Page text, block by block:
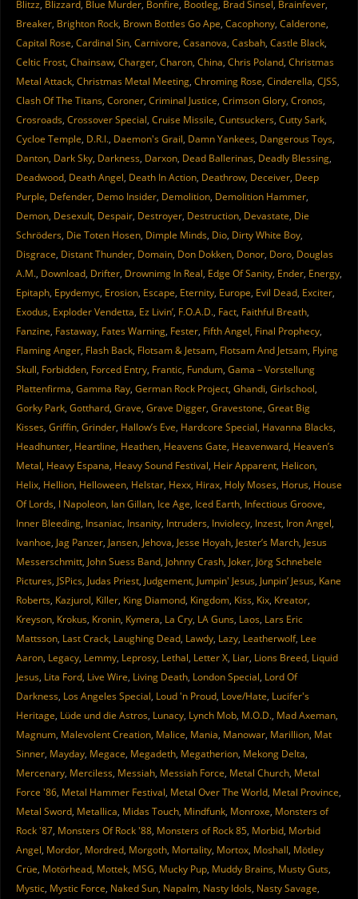
Blitzz, Blizzard, Blue Murder, Bonfire, Bootleg, Brad Sinsel, Brainfever,
Breaker, Brighton Rock, Brown Bottles Go Ape, Cacophony, Calderone,
Capital Rose, Cardinal Sin, Carnivore, Casanova, Casbah, Castle Black,
Celtic Frost, Chainsaw, Charger, Charon, China, Chris Poland, Christmas
Metal Attack, Christmas Metal Meeting, Chroming Rose, Cinderella, CJSS,
Clash Of The Titans, Coroner, Criminal Justice, Crimson Glory, Cronos,
Crosroads, Crossover Special, Cruise Missile, Cuntsuckers, Cutty Sark,
Cycloe Temple, D.R.I., Daemon's Grail, Damn Yankees, Dangerous Toys,
Danton, Dark Sky, Darkness, Darxon, Dead Ballerinas, Deadly Blessing,
Deadwood, Death Angel, Death In Action, Deathrow, Deceiver, Deep
Purple, Defender, Demo Insider, Demolition, Demolition Hammer,
Demon, Desexult, Despair, Destroyer, Destruction, Devastate, Die
Schröders, Die Toten Hosen, Dimple Minds, Dio, Dirty White Boy,
Disgrace, Distant Thunder, Domain, Don Dokken, Donor, Doro, Douglas
A.M., Download, Drifter, Drownimg In Real, Edge Of Sanity, Ender, Energy,
Epitaph, Epydemyc, Erosion, Escape, Eternity, Europe, Evil Dead, Exciter,
Exodus, Exploder Vendetta, Ez Livin’, F.O.A.D., Fact, Faithful Breath,
Fanzine, Fastaway, Fates Warning, Fester, Fifth Angel, Final Prophecy,
Flaming Anger, Flash Back, Flotsam & Jetsam, Flotsam And Jetsam, Flying
Skull, Forbidden, Forced Entry, Frantic, Fundum, Gama – Vorstellung
Plattenfirma, Gamma Ray, German Rock Project, Ghandi, Girlschool,
Gorky Park, Gotthard, Grave, Grave Digger, Gravestone, Great Big
Kisses, Griffin, Grinder, Hallow’s Eve, Hardcore Special, Havanna Blacks,
Headhunter, Heartline, Heathen, Heavens Gate, Heavenward, Heaven’s
Metal, Heavy Espana, Heavy Sound Festival, Heir Apparent, Helicon,
Helix, Hellion, Helloween, Helstar, Hexx, Hirax, Holy Moses, Horus, House
Of Lords, I Napoleon, Ian Gillan, Ice Age, Iced Earth, Infectious Groove,
Inner Bleeding, Insaniac, Insanity, Intruders, Inviolecy, Inzest, Iron Angel,
Ivanhoe, Jag Panzer, Jansen, Jehova, Jesse Hoyah, Jester’s March, Jesus
Messerschmitt, John Suess Band, Johnny Crash, Joker, Jörg Schnebele
Pictures, JSPics, Judas Priest, Judgement, Jumpin' Jesus, Junpin’ Jesus, Kane
Roberts, Kazjurol, Killer, King Diamond, Kingdom, Kiss, Kix, Kreator,
Kreyson, Krokus, Kronin, Kymera, La Cry, LA Guns, Laos, Lars Eric
Mattsson, Last Crack, Laughing Dead, Lawdy, Lazy, Leatherwolf, Lee
Aaron, Legacy, Lemmy, Leprosy, Lethal, Letter X, Liar, Lions Breed, Liquid
Jesus, Lita Ford, Live Wire, Living Death, London Special, Lord Of
Darkness, Los Angeles Special, Loud 'n Proud, Love/Hate, Lucifer's
Heritage, Lüde und die Astros, Lunacy, Lynch Mob, M.O.D., Mad Axeman,
Magnum, Malevolent Creation, Malice, Mania, Manowar, Marillion, Mat
Sinner, Mayday, Megace, Megadeth, Megatherion, Mekong Delta,
Mercenary, Merciless, Messiah, Messiah Force, Metal Church, Metal
Force '86, Metal Hammer Festival, Metal Over The World, Metal Province,
Metal Sword, Metallica, Midas Touch, Mindfunk, Monroxe, Monsters of
Rock '87, Monsters Of Rock '88, Monsters of Rock 85, Morbid, Morbid
Angel, Mordor, Mordred, Morgoth, Mortality, Mortox, Moshall, Mötley
Crüe, Motörhead, Mottek, MSG, Mucky Pup, Muddy Brains, Musty Guts,
Mystic, Mystic Force, Naked Sun, Napalm, Nasty Idols, Nasty Savage,